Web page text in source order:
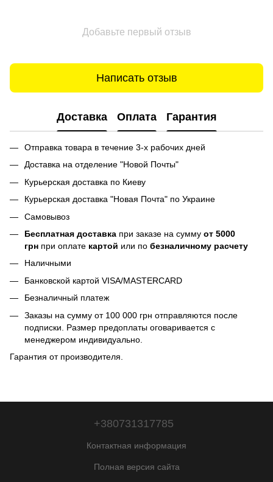
Добавьте первый отзыв
Написать отзыв
Доставка Оплата Гарантия
Отправка товара в течение 3-х рабочих дней
Доставка на отделение "Новой Почты"
Курьерская доставка по Киеву
Курьерская доставка "Новая Почта" по Украине
Самовывоз
Бесплатная доставка при заказе на сумму от 5000
грн при оплате картой или по безналичному расчету
Наличными
Банковской картой VISA/MASTERCARD
Безналичный платеж
Заказы на сумму от 100 000 грн отправляются после
подписки. Размер предоплаты оговаривается с
менеджером индивидуально.
Гарантия от производителя.
+380731317785
Контактная информация
Полная версия сайта